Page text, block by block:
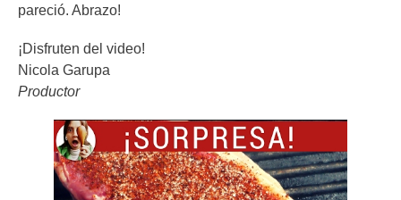
pareció. Abrazo!
¡Disfruten del video!
Nicola Garupa
Productor